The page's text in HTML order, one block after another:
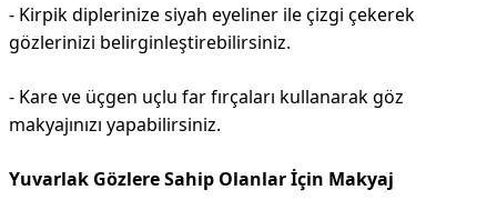
- Kirpik diplerinize siyah eyeliner ile çizgi çekerek
gözlerinizi belirginleştirebilirsiniz.
- Kare ve üçgen uçlu far fırçaları kullanarak göz
makyajınızı yapabilirsiniz.
Yuvarlak Gözlere Sahip Olanlar İçin Makyaj